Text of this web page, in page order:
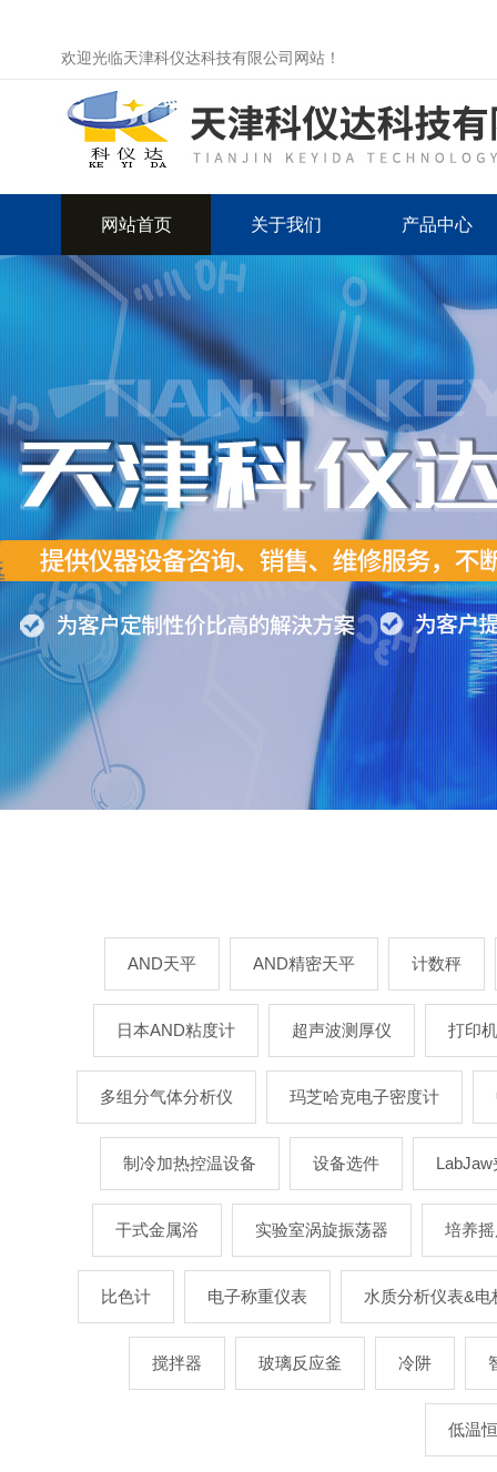
欢迎光临天津科仪达科技有限公司网站！
网站首页 关于我们 产品中心
AND天平 AND精密天平 计数秤
日本AND粘度计 超声波测厚仪 打印机
多组分气体分析仪 玛芝哈克电子密度计
制冷加热控温设备 设备选件
干式金属浴 实验室涡旋振荡器 培养
比色计 电子称重仪表 水质分析仪表&电
搅拌器 玻璃反应釜 冷阱
低温